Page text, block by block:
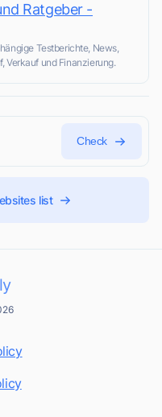
Ratgeber -
Testberichte, News,
Verkauf und Finanzierung.
Check
list